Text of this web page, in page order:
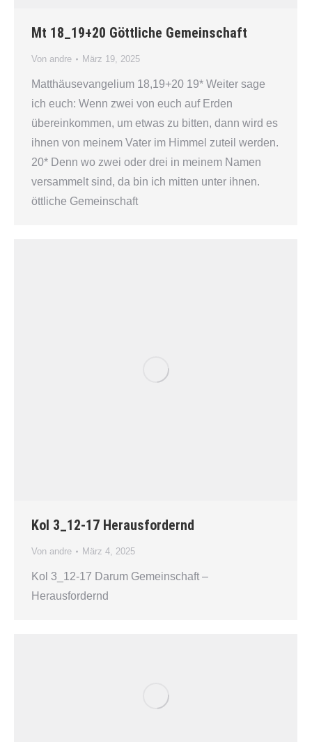
Mt 18_19+20 Göttliche Gemeinschaft
Von andre März 19, 2025
Matthäusevangelium 18,19+20 19* Weiter sage
ich euch: Wenn zwei von euch auf Erden
übereinkommen, um etwas zu bitten, dann wird es
ihnen von meinem Vater im Himmel zuteil werden.
20* Denn wo zwei oder drei in meinem Namen
versammelt sind, da bin ich mitten unter ihnen.
öttliche Gemeinschaft
Kol 3_12-17 Herausfordernd
Von andre März 4, 2025
Kol 3_12-17 Darum Gemeinschaft –
Herausfordernd